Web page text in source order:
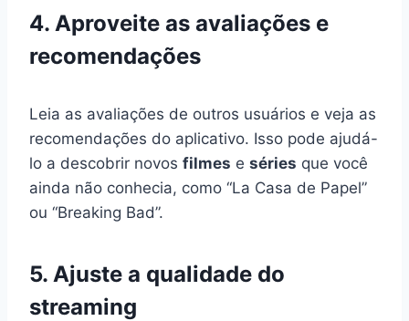
4. Aproveite as avaliações e
recomendações
Leia as avaliações de outros usuários e veja as
recomendações do aplicativo. Isso pode ajudá-
lo a descobrir novos filmes e séries que você
ainda não conhecia, como “La Casa de Papel”
ou “Breaking Bad”.
5. Ajuste a qualidade do
streaming